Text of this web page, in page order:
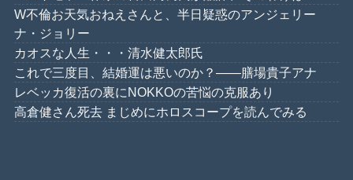
W不倫お天気おねえさんと、半日疑惑のアンジェリー
ナ・ジョリー
カオスな人生・・・清水健太郎氏
これで三度目、結婚運は悪いのか？――膳場貴子アナ
レベッカ復活の裏にNOKKOの苦悩の克服あり
高倉健さん死去 まじめにホロスコープを読んでみる